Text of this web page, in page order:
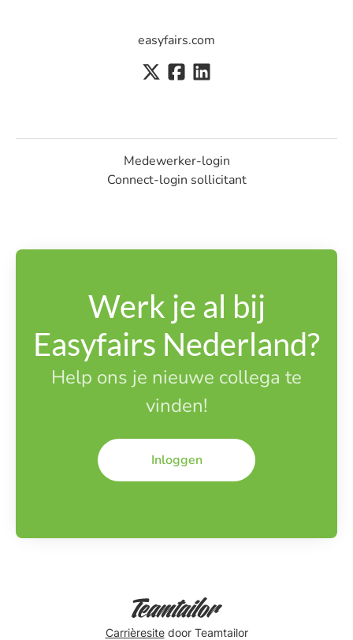
easyfairs.com
Medewerker-login
Connect-login sollicitant
Werk je al bij
Easyfairs Nederland?
Help ons je nieuwe collega te
vinden!
Inloggen
Carrièresitedoor Teamtailor